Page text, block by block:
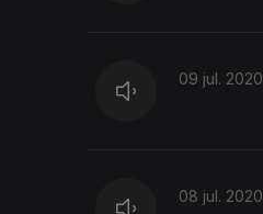
09 jul. 2020
08 jul. 2020